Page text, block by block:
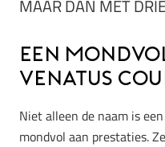
MAAR DAN MET
Een
Venatus
Niet alleen de naam is
mondvol aan prestaties.